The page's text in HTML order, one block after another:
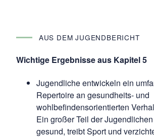
AUS DEM JUGENDBERICHT
Wichtige Ergebnisse aus Kapitel 5
Jugendliche entwickeln ein
Repertoire an gesundheits- und
wohlbefindensorientierten
Ein großer Teil der
gesund, treibt Sport und